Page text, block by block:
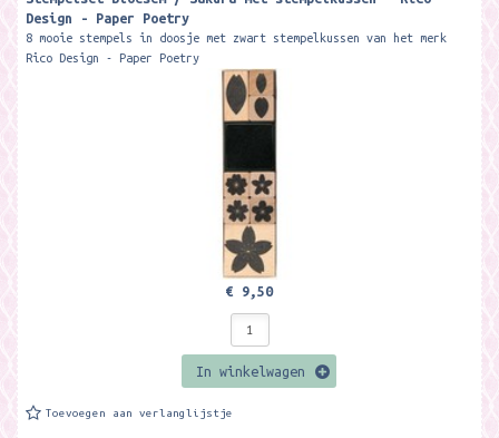
Design - Paper Poetry
8 mooie stempels in doosje met zwart stempelkussen van het merk
Rico Design - Paper Poetry
€ 9,50
In winkelwagen
Toevoegen aan verlanglijstje